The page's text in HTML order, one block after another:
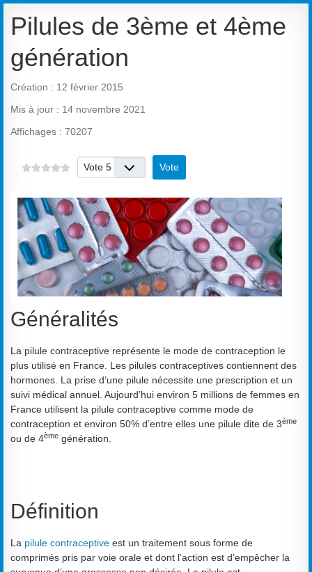
Pilules de 3ème et 4ème
génération
Création : 12 février 2015
Mis à jour : 14 novembre 2021
Affichages : 70207
Veuillez voter
Généralités
La pilule contraceptive représente le mode de contraception le
plus utilisé en France. Les pilules contraceptives contiennent des
hormones. La prise d’une pilule nécessite une prescription et un
suivi médical annuel. Aujourd’hui environ 5 millions de femmes en
France utilisent la pilule contraceptive comme mode de
contraception et environ 50% d’entre elles une pilule dite de 3ème
ou de 4ème génération.
Définition
La pilule contraceptive est un traitement sous forme de
comprimés pris par voie orale et dont l’action est d’empêcher la